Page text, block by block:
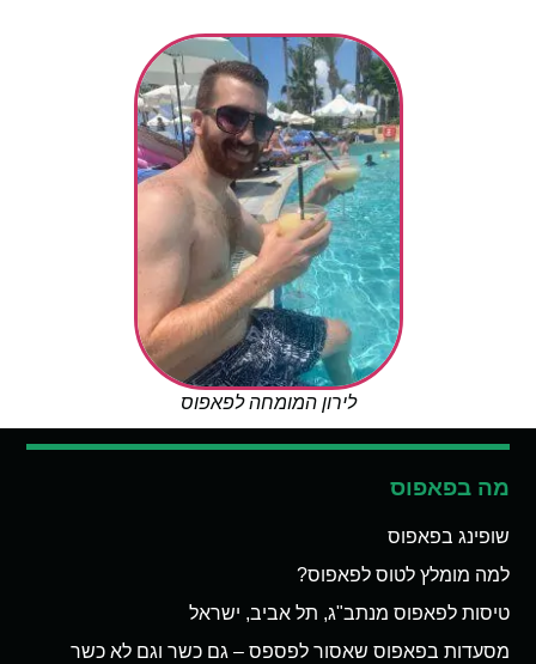
לירון המומחה לפאפוס
מה בפאפוס
שופינג בפאפוס
למה מומלץ לטוס לפאפוס?
טיסות לפאפוס מנתב"ג, תל אביב, ישראל
מסעדות בפאפוס שאסור לפספס – גם כשר וגם לא כשר